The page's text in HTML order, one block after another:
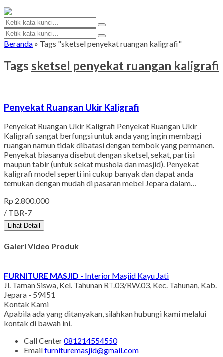
Beranda » Tags "sketsel penyekat ruangan kaligrafi"
Tags sketsel penyekat ruangan kaligrafi
Penyekat Ruangan Ukir Kaligrafi
Penyekat Ruangan Ukir Kaligrafi Penyekat Ruangan Ukir
Kaligrafi sangat berfungsi untuk anda yang ingin membagi
ruangan namun tidak dibatasi dengan tembok yang permanen.
Penyekat biasanya disebut dengan sketsel, sekat, partisi
maupun tabir (untuk sekat mushola dan masjid). Penyekat
kaligrafi model seperti ini cukup banyak dan dapat anda
temukan dengan mudah di pasaran mebel Jepara dalam…
Rp 2.800.000
/ TBR-7
Lihat Detail
Galeri Video Produk
FURNITURE MASJID - Interior Masjid Kayu Jati
Jl. Taman Siswa, Kel. Tahunan RT.03/RW.03, Kec. Tahunan, Kab.
Jepara - 59451
Kontak Kami
Apabila ada yang ditanyakan, silahkan hubungi kami melalui
kontak di bawah ini.
Call Center081214554550
Emailfurnituremasjid@gmail.com